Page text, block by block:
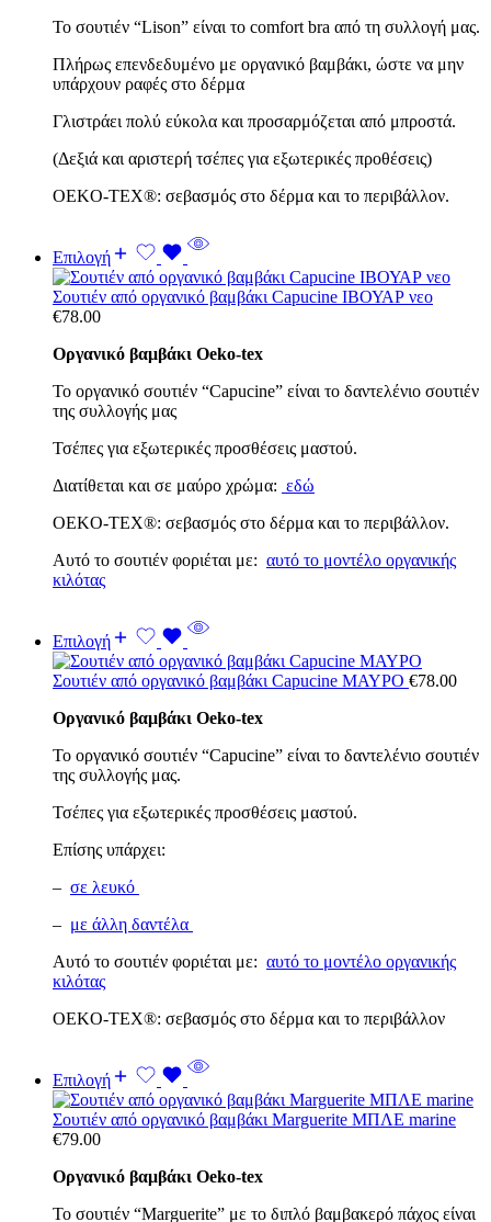
Το σουτιέν “Lison” είναι το comfort bra από τη συλλογή μας.
Πλήρως επενδεδυμένο με οργανικό βαμβάκι, ώστε να μην
υπάρχουν ραφές στο δέρμα
Γλιστράει πολύ εύκολα και προσαρμόζεται από μπροστά.
(Δεξιά και αριστερή τσέπες για εξωτερικές προθέσεις)
OEKO-TEX®: σεβασμός στο δέρμα και το περιβάλλον.
Επιλογή
Σουτιέν από οργανικό βαμβάκι Capucine ΙΒΟΥΑΡ νεο
€78.00
Οργανικό βαμβάκι Oeko-tex
Το οργανικό σουτιέν “Capucine” είναι το δαντελένιο σουτιέν
της συλλογής μας
Τσέπες για εξωτερικές προσθέσεις μαστού.
Διατίθεται και σε μαύρο χρώμα: εδώ
OEKO-TEX®: σεβασμός στο δέρμα και το περιβάλλον.
Αυτό το σουτιέν φοριέται με: αυτό το μοντέλο οργανικής
κιλότας
Επιλογή
Σουτιέν από οργανικό βαμβάκι Capucine ΜΑΥΡΟ €78.00
Οργανικό βαμβάκι Oeko-tex
Το οργανικό σουτιέν “Capucine” είναι το δαντελένιο σουτιέν
της συλλογής μας.
Τσέπες για εξωτερικές προσθέσεις μαστού.
Επίσης υπάρχει:
– σε λευκό
– με άλλη δαντέλα
Αυτό το σουτιέν φοριέται με: αυτό το μοντέλο οργανικής
κιλότας
OEKO-TEX®: σεβασμός στο δέρμα και το περιβάλλον
Επιλογή
Σουτιέν από οργανικό βαμβάκι Marguerite ΜΠΛΕ marine
€79.00
Οργανικό βαμβάκι Oeko-tex
Το σουτιέν “Marguerite” με το διπλό βαμβακερό πάχος είναι